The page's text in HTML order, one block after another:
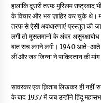
हालांकि दूसरी तरफ़ मुस्लिम
के विचार और भय ज़ाहिर कर चुके
तरफ से ऐसी अवधारणाएं प्रस्तुत की
लगी तो मुसलमानों के अंदर
बात सच लगने लगी। 1940 आते-आते
लीं और जब जिन्ना ने पाकिस्तान की
सावरकर एक क़िताब लिखकर ही नहीं
के बाद 1937 में जब उन्होंने हिंदू